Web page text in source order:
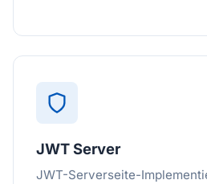
JWT Server
JWT-Serverseite-